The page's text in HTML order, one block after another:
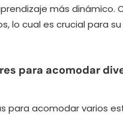
más dinámico.
lo cual es crucial para
para acomodar
para acomodar varios